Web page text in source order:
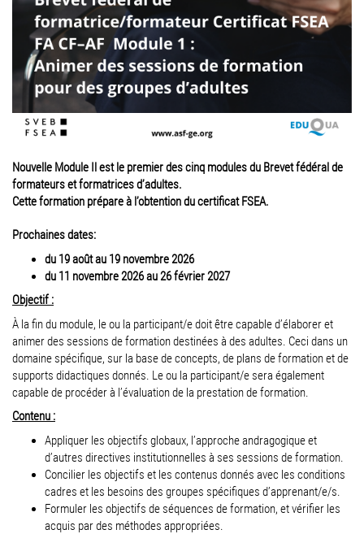
Nouvelle Module Il est le premier des cinq modules du Brevet fédéral de
formateurs et formatrices d’adultes.
Cette formation prépare à l’obtention du certificat FSEA.
Prochaines dates:
du 19 août au 19 novembre 2026
du 11 novembre 2026 au 26 février 2027
Objectif :
À la fin du module, le ou la participant/e doit être capable d’élaborer et
animer des sessions de formation destinées à des adultes. Ceci dans un
domaine spécifique, sur la base de concepts, de plans de formation et de
supports didactiques donnés. Le ou la participant/e sera également
capable de procéder à l’évaluation de la prestation de formation.
Contenu :
Appliquer les objectifs globaux, l’approche andragogique et
d’autres directives institutionnelles à ses sessions de formation.
Concilier les objectifs et les contenus donnés avec les conditions
cadres et les besoins des groupes spécifiques d’apprenant/e/s.
Formuler les objectifs de séquences de formation, et vérifier les
acquis par des méthodes appropriées.